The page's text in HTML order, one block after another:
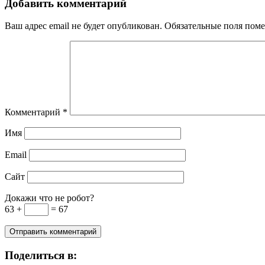
Добавить комментарий
Ваш адрес email не будет опубликован. Обязательные поля
Комментарий *
Имя
Email
Сайт
Докажи что не робот?
63 +
= 67
Поделиться в: